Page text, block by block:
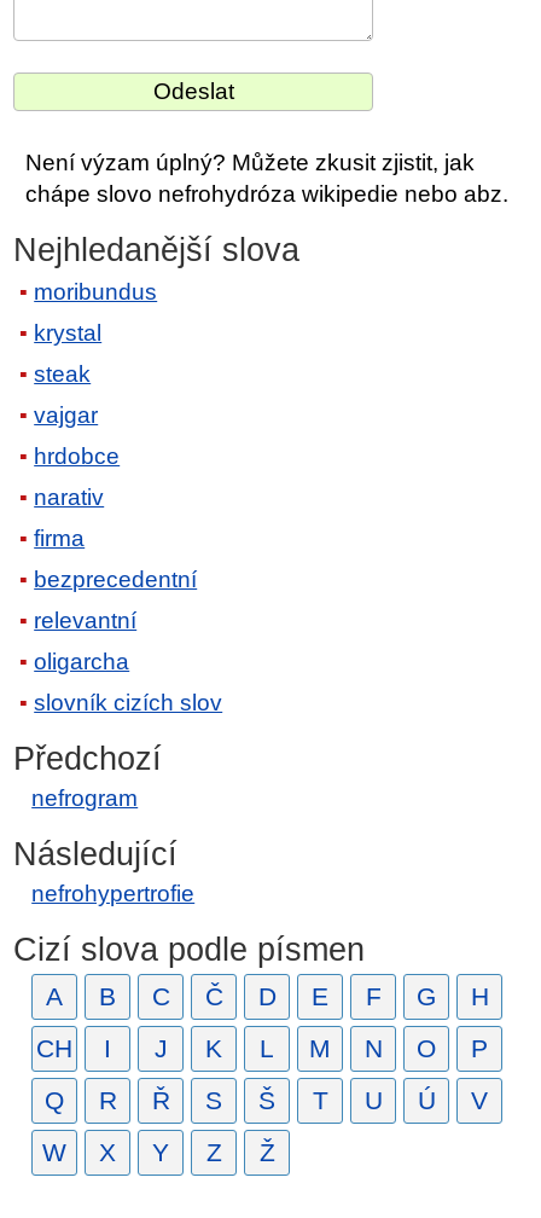
Není výzam úplný? Můžete zkusit zjistit, jak
chápe slovo nefrohydróza wikipedie nebo abz.
Nejhledanější slova
moribundus
krystal
steak
vajgar
hrdobce
narativ
firma
bezprecedentní
relevantní
oligarcha
slovník cizích slov
Předchozí
nefrogram
Následující
nefrohypertrofie
Cizí slova podle písmen
A B C Č D E F G
H
CH
I J K L M N O
P
Q
R Ř S Š T U Ú
V
W
X Y Z Ž